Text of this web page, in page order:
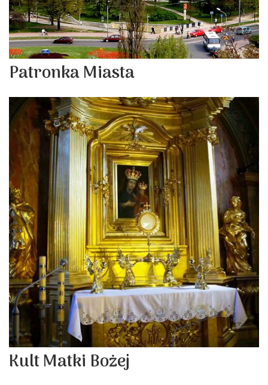
Patronka Miasta
Kult Matki Bożej